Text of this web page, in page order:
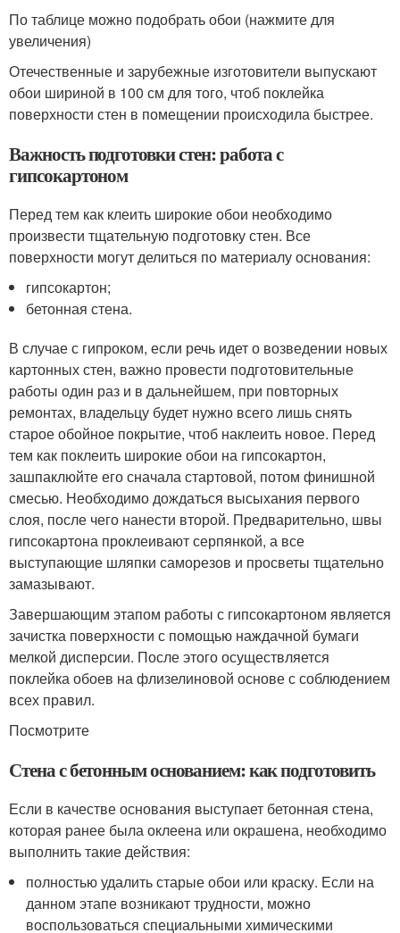
По таблице можно подобрать обои (нажмите для
увеличения)
Отечественные и зарубежные изготовители выпускают
обои шириной в 100 см для того, чтоб поклейка
поверхности стен в помещении происходила быстрее.
Важность подготовки стен: работа с
гипсокартоном
Перед тем как клеить широкие обои необходимо
произвести тщательную подготовку стен. Все
поверхности могут делиться по материалу основания:
гипсокартон;
бетонная стена.
В случае с гипроком, если речь идет о возведении новых
картонных стен, важно провести подготовительные
работы один раз и в дальнейшем, при повторных
ремонтах, владельцу будет нужно всего лишь снять
старое обойное покрытие, чтоб наклеить новое. Перед
тем как поклеить широкие обои на гипсокартон,
зашпаклюйте его сначала стартовой, потом финишной
смесью. Необходимо дождаться высыхания первого
слоя, после чего нанести второй. Предварительно, швы
гипсокартона проклеивают серпянкой, а все
выступающие шляпки саморезов и просветы тщательно
замазывают.
Завершающим этапом работы с гипсокартоном является
зачистка поверхности с помощью наждачной бумаги
мелкой дисперсии. После этого осуществляется
поклейка обоев на флизелиновой основе с соблюдением
всех правил.
Посмотрите
Стена с бетонным основанием: как подготовить
Если в качестве основания выступает бетонная стена,
которая ранее была оклеена или окрашена, необходимо
выполнить такие действия:
полностью удалить старые обои или краску. Если на
данном этапе возникают трудности, можно
воспользоваться специальными химическими